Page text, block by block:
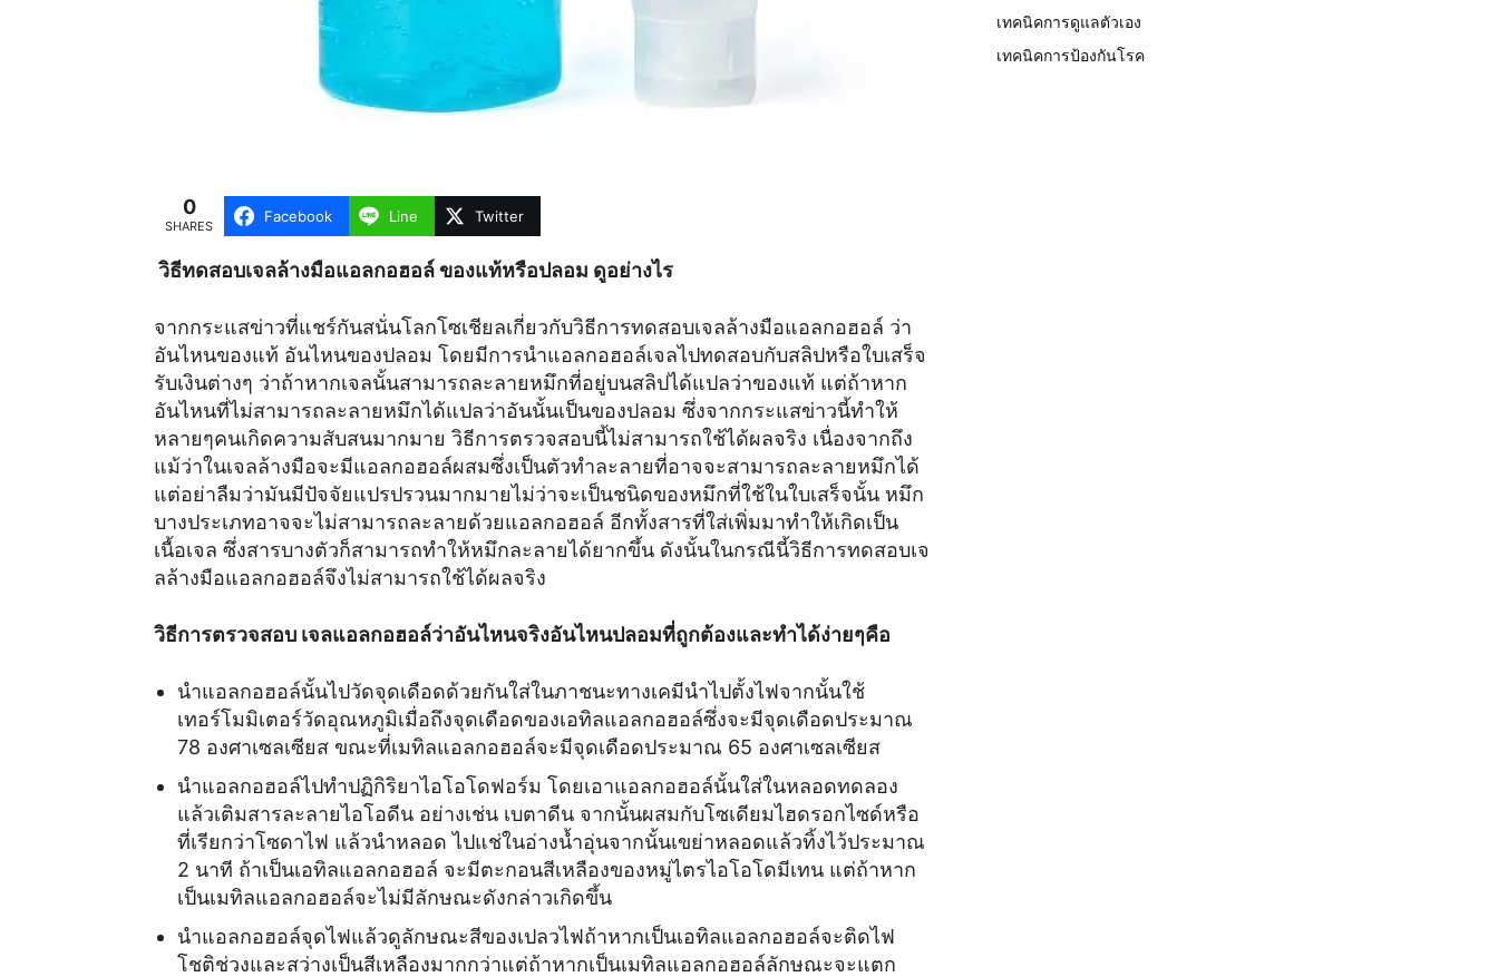
0
SHARES
Facebook Line Twitter
วิธีทดสอบเจลล้างมือแอลกอฮอล์ ของแท้หรือปลอม ดูอย่างไร
จากกระแสข่าวที่แชร์กันสนั่นโลกโซเชียลเกี่ยวกับวิธีการทดสอบเจลล้างมือแอลกอฮอล์ ว่า
อันไหนของแท้ อันไหนของปลอม โดยมีการนำแอลกอฮอล์เจลไปทดสอบกับสลิปหรือใบเสร็จ
รับเงินต่างๆ ว่าถ้าหากเจลนั้นสามารถละลายหมึกที่อยู่บนสลิปได้แปลว่าของแท้ แต่ถ้าหาก
อันไหนที่ไม่สามารถละลายหมึกได้แปลว่าอันนั้นเป็นของปลอม ซึ่งจากกระแสข่าวนี้ทำให้
หลายๆคนเกิดความสับสนมากมาย วิธีการตรวจสอบนี้ไม่สามารถใช้ได้ผลจริง เนื่องจากถึง
แม้ว่าในเจลล้างมือจะมีแอลกอฮอล์ผสมซึ่งเป็นตัวทำละลายที่อาจจะสามารถละลายหมึกได้
แต่อย่าลืมว่ามันมีปัจจัยแปรปรวนมากมายไม่ว่าจะเป็นชนิดของหมึกที่ใช้ในใบเสร็จนั้น หมึก
บางประเภทอาจจะไม่สามารถละลายด้วยแอลกอฮอล์ อีกทั้งสารที่ใส่เพิ่มมาทำให้เกิดเป็น
เนื้อเจล ซึ่งสารบางตัวก็สามารถทำให้หมึกละลายได้ยากขึ้น ดังนั้นในกรณีนี้วิธีการทดสอบเจ
ลล้างมือแอลกอฮอล์จึงไม่สามารถใช้ได้ผลจริง
วิธีการตรวจสอบ เจลแอลกอฮอล์ว่าอันไหนจริงอันไหนปลอมที่ถูกต้องและทำได้ง่ายๆคือ
นำแอลกอฮอล์นั้นไปวัดจุดเดือดด้วยกันใส่ในภาชนะทางเคมีนำไปตั้งไฟจากนั้นใช้
เทอร์โมมิเตอร์วัดอุณหภูมิเมื่อถึงจุดเดือดของเอทิลแอลกอฮอล์ซึ่งจะมีจุดเดือดประมาณ
78 องศาเซลเซียส ขณะที่เมทิลแอลกอฮอล์จะมีจุดเดือดประมาณ 65 องศาเซลเซียส
นำแอลกอฮอล์ไปทำปฏิกิริยาไอโอโดฟอร์ม โดยเอาแอลกอฮอล์นั้นใส่ในหลอดทดลอง
แล้วเติมสารละลายไอโอดีน อย่างเช่น เบตาดีน จากนั้นผสมกับโซเดียมไฮดรอกไซด์หรือ
ที่เรียกว่าโซดาไฟ แล้วนำหลอด ไปแช่ในอ่างน้ำอุ่นจากนั้นเขย่าหลอดแล้วทิ้งไว้ประมาณ
2 นาที ถ้าเป็นเอทิลแอลกอฮอล์ จะมีตะกอนสีเหลืองของหมู่ไตรไอโอโดมีเทน แต่ถ้าหาก
เป็นเมทิลแอลกอฮอล์จะไม่มีลักษณะดังกล่าวเกิดขึ้น
นำแอลกอฮอล์จุดไฟแล้วดูลักษณะสีของเปลวไฟถ้าหากเป็นเอทิลแอลกอฮอล์จะติดไฟ
โชติช่วงและสว่างเป็นสีเหลืองมากกว่าแต่ถ้าหากเป็นเมทิลแอลกอฮอล์ลักษณะจะแตก
เทคนิคการดูแลตัวเอง
เทคนิคการป้องกันโรค